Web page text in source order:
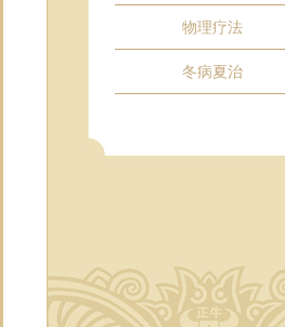
物理疗法
冬病夏治